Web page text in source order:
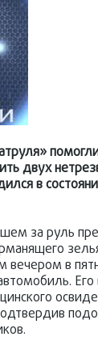
двух
в
за руль
вечером в